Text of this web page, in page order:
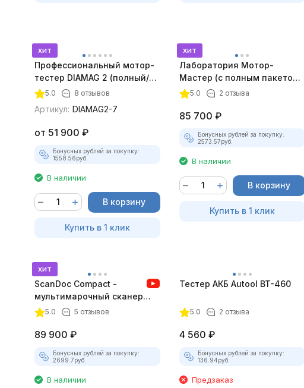
хит
Профессиональный мотор-
тестер DIAMAG 2 (полный/
максимальный комплект)
5.0 8 отзывов
Артикул: DIAMAG2-7
от 51 900 ₽
Бонусных рублей за покупку:
1558.56руб.
В наличии
В корзину
Купить в 1 клик
хит
Лаборатория Мотор-
Мастер (с полным пакетом
лицензий)
5.0 2 отзыва
85 700 ₽
Бонусных рублей за покупку:
2573.57руб.
В наличии
В корзину
Купить в 1 клик
хит
ScanDoc Compact -
мультимарочный сканер
(Полный)
5.0 5 отзывов
89 900 ₽
Бонусных рублей за покупку:
2699.7руб.
В наличии
Тестер АКБ Autool BT-460
5.0 2 отзыва
4 560 ₽
Бонусных рублей за покупку:
136.94руб.
Предзаказ